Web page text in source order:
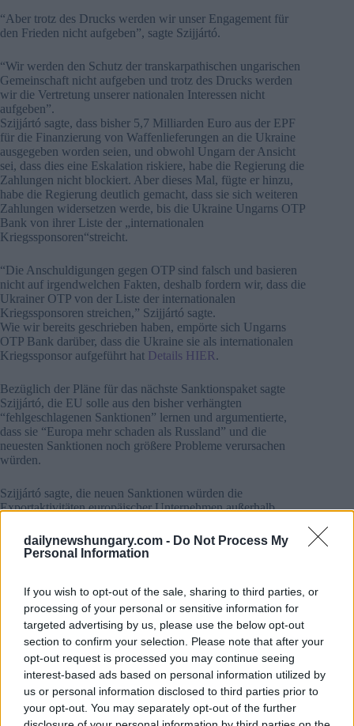
dailynewshungary.com - Do Not Process My
Personal Information
If you wish to opt-out of the sale, sharing to third parties, or
processing of your personal or sensitive information for
targeted advertising by us, please use the below opt-out
section to confirm your selection. Please note that after your
opt-out request is processed you may continue seeing
interest-based ads based on personal information utilized by
us or personal information disclosed to third parties prior to
your opt-out. You may separately opt-out of the further
“Aber trotz des Drucks werden wir unser Engagement für
den Frieden nicht aufgeben”, sagte Szijjártó.
“Wir werden den Schutz der transkarpathischen ungarischen
Gemeinschaft nicht aufgeben und trotz des Drucks werden
wir die Vertretung unserer nationalen Interessen nicht
aufgeben”.
Szijjártó sagte, dass bisher 5,7 Milliarden Euro aus der EPF
für die Finanzierung von Waffenlieferungen an die Ukraine
ausgegeben worden seien, und obwohl Ungarn der Ansicht
sei, dass dies eine Eskalation riskiere, habe die Regierung die
Zahlungen nicht blockiert. Aber dieses Mal, fügte er hinzu,
habe die Regierung deutlich gemacht, dass sie sich weiteren
Zahlungen widersetzen werde, bis die Ukraine Ungarns OTP
Bank von ihrer Liste der „internationalen
Kriegssponsoren“streicht.
“Die Anschuldigungen gegen OTP sind falsch und basieren
nicht auf irgendwelchen Fakten, deshalb fordern wir, dass die
Ukrainer OTP von der Liste der internationalen
Kriegssponsoren streichen,” Szijjártó sagte.
Wie wir bereits geschrieben haben, empörte sich Ungarns
OTP Bank darüber, dass die Ukraine sie als internationalen
Kriegssponsor aufgeführt hat Details HIER.
Bezüglich der Pläne für das nächste Sanktionspaket sagte
Szijjártó, die EU solle aus den bisher verhängten
“fehlgeschlagenen Sanktionen” lernen und argumentierte,
dass sie “Europa mehr schaden als Russland” und die
neuesten Sanktionen noch größere Probleme verursachen
würden.
Szijjártó sagte, die neuen Sanktionen würden die
Exportaktivitäten europäischer Unternehmen außerhalb
beeinträchtigen. „Er sagte, es sei auch „gefährlich und
irrational“dass die EU im Rahmen des neuesten Pakets acht
Sanktionen gegen chinesische Unternehmen hätten
schwerwiegende Auswirkungen auf die Beziehungen
zwischen der EU und China, sagte er und fügte hinzu, dass
ein Ruin der wirtschaftlichen Zusammenarbeit mit China zu
einem schweren Verlust für die Union führen würde.
Er sagte, dass die EU statt eines Konflikts eine
Zusammenarbeit mit China anstreben sollte, die auf
gegenseitigem Respekt und Nutzen basiert.